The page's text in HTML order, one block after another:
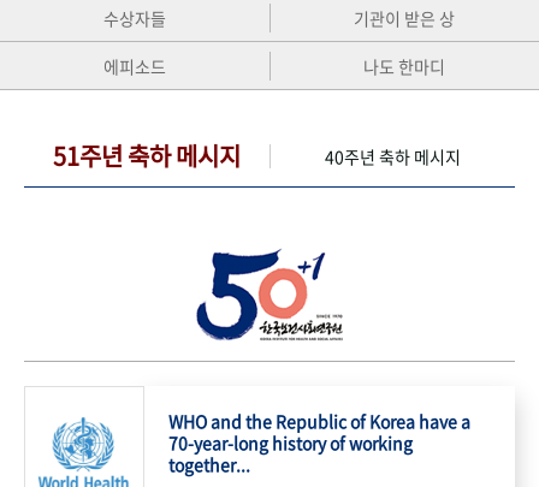
수상자들
기관이 받은 상
에피소드
나도 한마디
51주년 축하 메시지 40주년 축하 메시지
WHO and the Republic of Korea have a
70-year-long history of working
together...